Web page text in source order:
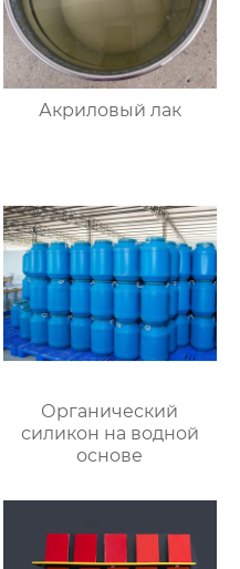
Акриловый лак
Органический
силикон на водной
основе